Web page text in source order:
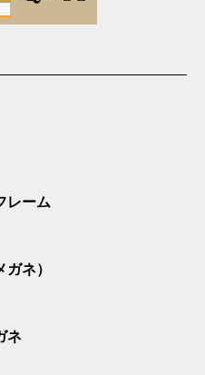
レーム
ネ）
ネ